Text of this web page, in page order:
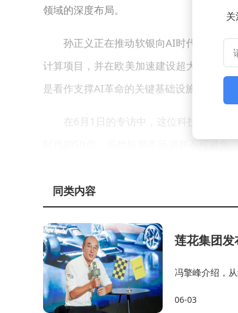
领域的深度布局。
孙正义正在推动软银向AI时代的基础
计算项目，并在欧美加速建设超大规模数
是看作支撑AI革命的关键基础设施供应商
在6月1日的专访中，这位科技巨头掌
时代的50倍，虽然短期市场调整不可避免
至一个世纪。
物理人工智能与机器人技术被孙正义
月31日宣布在法国投入750亿欧元建设AI
人部门，获取关键技术专利；旗下Roze
美元规模的IPO筹备工作已进入倒计时。
同类内容
莲花集团
冯擎峰介绍，
系统，莲花已
06-03